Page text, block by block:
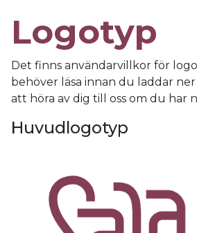
Logotyp
Det finns användarvillkor för
behöver läsa innan du laddar
att höra av dig till oss om du har
Huvudlogotyp